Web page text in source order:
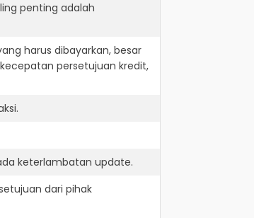
penting adalah
harus dibayarkan, besar
persetujuan kredit,
keterlambatan update.
dari pihak